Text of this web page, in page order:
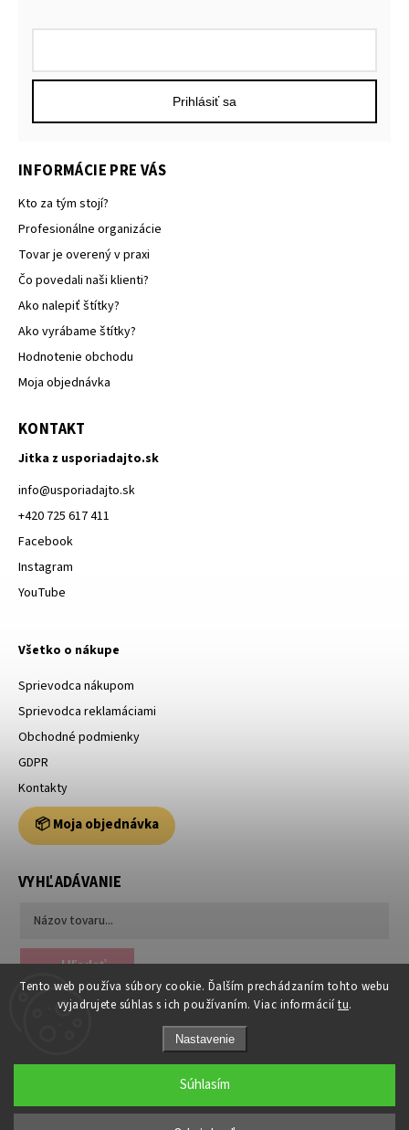
Tento web používa súbory cookie. Ďalším prechádzaním tohto webu
vyjadrujete súhlas s ich používaním. Viac informácií tu.
Nastavenie
Súhlasím
INFORMÁCIE PRE VÁS
Kto za tým stojí?
Profesionálne organizácie
Tovar je overený v praxi
Čo povedali naši klienti?
Ako nalepiť štítky?
Ako vyrábame štítky?
Hodnotenie obchodu
Moja objednávka
KONTAKT
Jitka z usporiadajto.sk
info@usporiadajto.sk
+420 725 617 411
Facebook
Instagram
YouTube
Všetko o nákupe
Sprievodca nákupom
Sprievodca reklamáciami
Obchodné podmienky
GDPR
Kontakty
📦 Moja objednávka
VYHĽADÁVANIE
Hľadať
Prihlásiť sa
Copyright 2026Usporiadajto.sk. Všetky práva vyhradené.